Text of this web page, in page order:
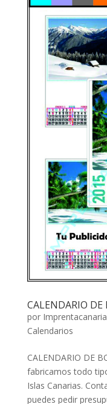
CALENDARIO DE
por
Calendarios
CALENDARIO DE
fabricamos todo
Islas Canarias.
puedes pedir